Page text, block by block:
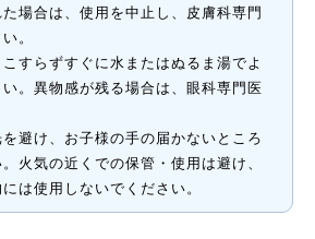
場合は、使用を中止し、皮膚科専門
。
すらずすぐに水またはぬるま湯でよ
。異物感が残る場合は、眼科専門医
避け、お子様の手の届かないところ
火気の近くでの保管・使用は避け、
は使用しないでください。